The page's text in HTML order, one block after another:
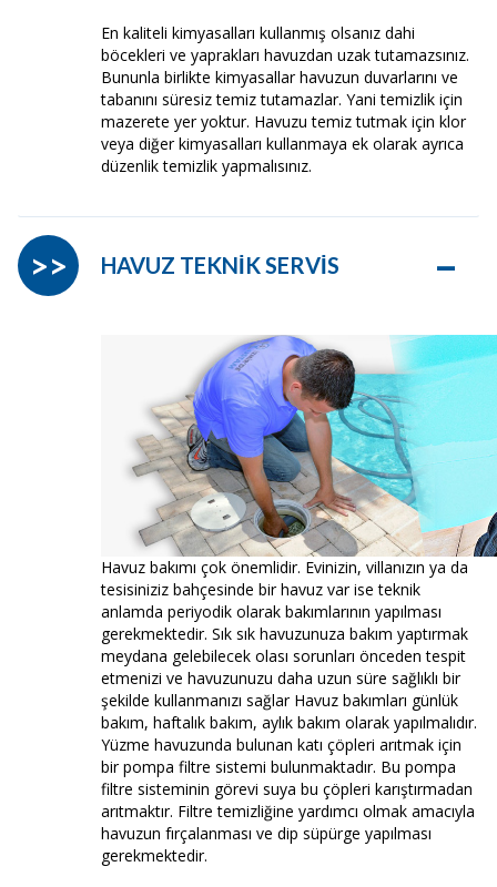
En kaliteli kimyasalları kullanmış olsanız dahi
böcekleri ve yaprakları havuzdan uzak tutamazsınız.
Bununla birlikte kimyasallar havuzun duvarlarını ve
tabanını süresiz temiz tutamazlar. Yani temizlik için
mazerete yer yoktur. Havuzu temiz tutmak için klor
veya diğer kimyasalları kullanmaya ek olarak ayrıca
düzenlik temizlik yapmalısınız.
HAVUZ TEKNİK SERVİS –
>>
Havuz bakımı çok önemlidir. Evinizin, villanızın ya da
tesisiniziz bahçesinde bir havuz var ise teknik
anlamda periyodik olarak bakımlarının yapılması
gerekmektedir. Sık sık havuzunuza bakım yaptırmak
meydana gelebilecek olası sorunları önceden tespit
etmenizi ve havuzunuzu daha uzun süre sağlıklı bir
şekilde kullanmanızı sağlar Havuz bakımları günlük
bakım, haftalık bakım, aylık bakım olarak yapılmalıdır.
Yüzme havuzunda bulunan katı çöpleri arıtmak için
bir pompa filtre sistemi bulunmaktadır. Bu pompa
filtre sisteminin görevi suya bu çöpleri karıştırmadan
arıtmaktır. Filtre temizliğine yardımcı olmak amacıyla
havuzun fırçalanması ve dip süpürge yapılması
gerekmektedir.